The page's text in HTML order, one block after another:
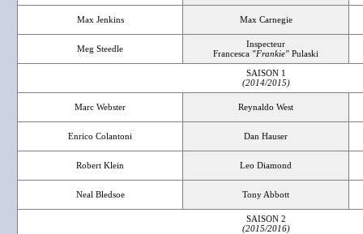
Max Jenkins Max Carnegie
Meg Steedle
Inspecteur
Francesca "Frankie" Pulaski
SAISON 1
(2014/2015)
Marc Webster Reynaldo West
Enrico Colantoni Dan Hauser
Robert Klein Leo Diamond
Neal Bledsoe Tony Abbott
SAISON 2
(2015/2016)